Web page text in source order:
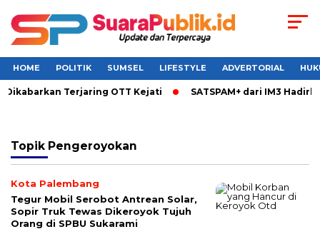
HOME POLITIK SUMSEL LIFESTYLE ADVERTORIAL
Terjaring OTT Kejati SATSPAM+ dari IM3
Topik Pengeroyokan
Kota Palembang
Tegur Mobil Serobot Antrean Solar,
Sopir Truk Tewas Dikeroyok Tujuh
Orang di SPBU Sukarami